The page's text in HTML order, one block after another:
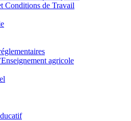
Conditions de Travail
agricole